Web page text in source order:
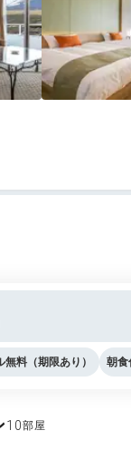
無料（期限あり） 朝食
10